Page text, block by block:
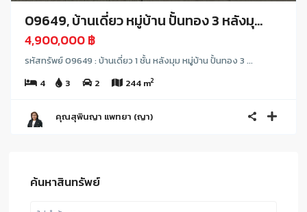
09649, บ้านเดี่ยว หมู่บ้าน ปั้นทอง 3 หลังมุ...
4,900,000 ฿
รหัสทรัพย์ 09649 : บ้านเดี่ยว 1 ชั้น หลังมุม หมู่บ้าน ปั้นทอง 3 ...
4
3 2 244 m2
คุณสุพินญา แพทยา (ญา)
ค้นหาสินทรัพย์